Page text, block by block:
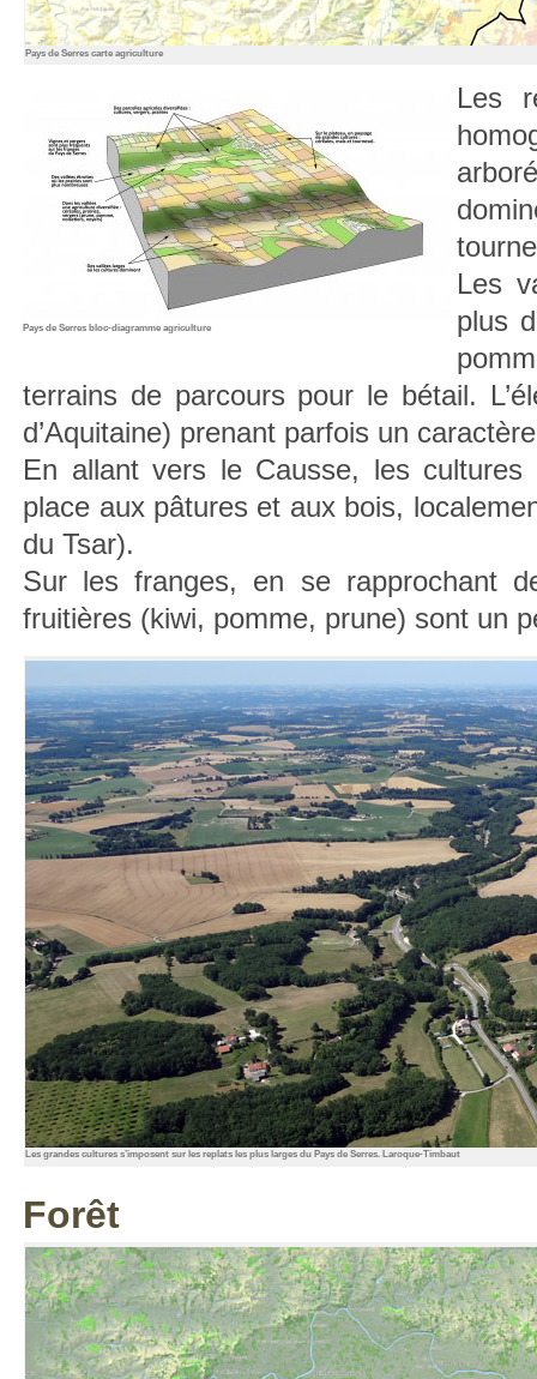
Pays de Serres carte agriculture
Pays de Serres bloc-diagramme agriculture
Les
Les
plus
terrains de parcours pour le bétail.
d’Aquitaine) prenant parfois un
En allant vers le Causse, les cultures
place aux pâtures et aux bois,
du Tsar).
Sur les franges, en se rapprochant
fruitières (kiwi, pomme, prune) sont un
Les grandes cultures s’imposent sur les replats les plus larges du Pays de Serres. Laroque-Timbaut
Forêt